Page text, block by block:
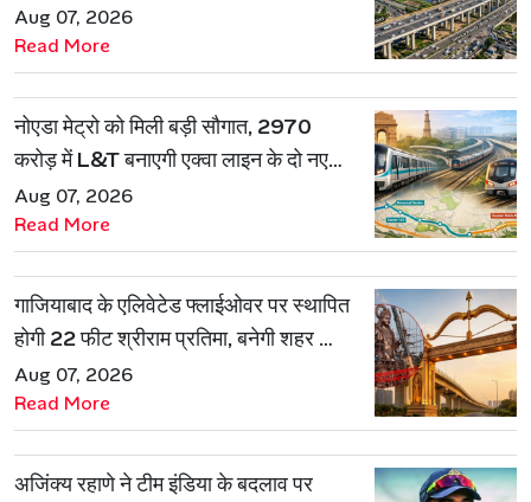
Aug 07, 2026
Read More
नोएडा मेट्रो को मिली बड़ी सौगात, 2970
करोड़ में L&T बनाएगी एक्वा लाइन के दो नए
रूट
Aug 07, 2026
Read More
गाजियाबाद के एलिवेटेड फ्लाईओवर पर स्थापित
होगी 22 फीट श्रीराम प्रतिमा, बनेगी शहर की
नई पहचान
Aug 07, 2026
Read More
अजिंक्य रहाणे ने टीम इंडिया के बदलाव पर